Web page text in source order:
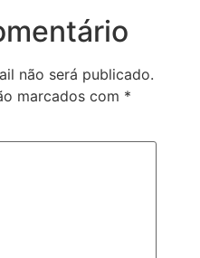
não será publicado.
marcados com *